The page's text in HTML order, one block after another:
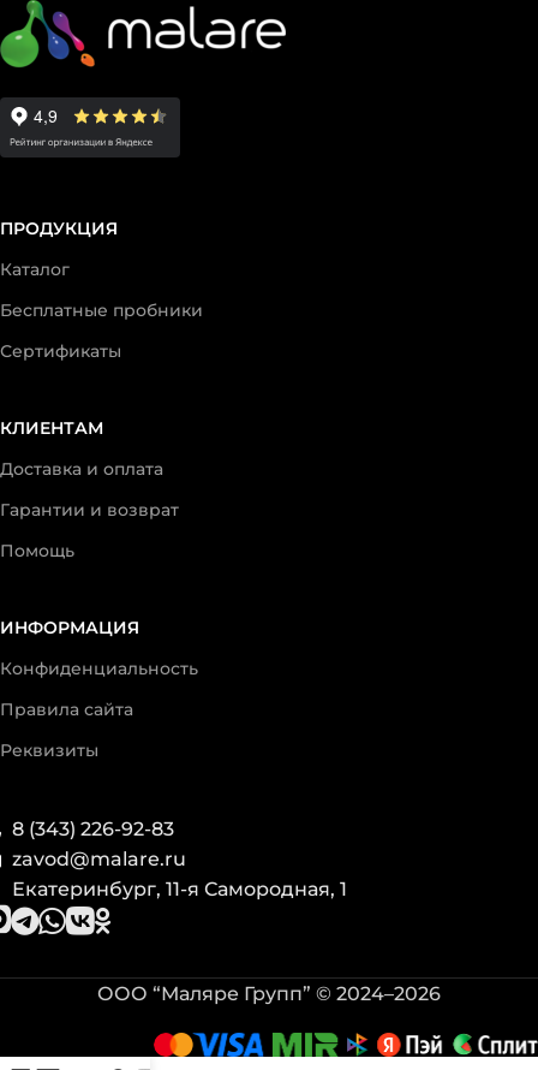
ПРОДУКЦИЯ
Каталог
Бесплатные пробники
Сертификаты
КЛИЕНТАМ
Доставка и оплата
Гарантии и возврат
Помощь
ИНФОРМАЦИЯ
Конфиденциальность
Правила сайта
Реквизиты
8 (343) 226-92-83
zavod@malare.ru
Екатеринбург, 11-я Самородная, 1
ООО “Маляре Групп” © 2024–2026